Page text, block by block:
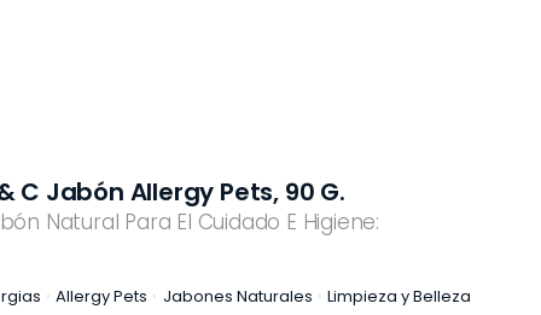
Natural Para El Cuidado E Higiene:
C Jabón Allergy Pets, 90 G.
Allergy Pets Jabones Naturales Limpieza y Belleza